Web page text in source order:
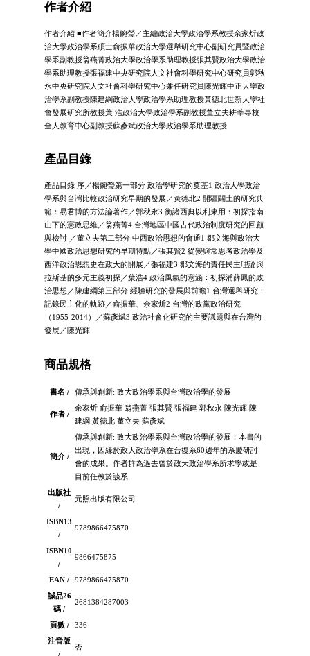
作者介紹
作者介紹 ■作者簡介楊婉瑩／主編政治大學政治學系教授余家炘政
治大學政治學系碩士俞振華政治大學選舉研究中心副研究員暨政治
學系副教授翁燕菁政治大學政治學系助理教授張其賢政治大學政治
學系助理教授張福建中央研究院人文社會科學研究中心研究員郭秋
永中央研究院人文社會科學研究中心兼任研究員陳光輝中正大學政
治學系副教授陳建綱政治大學政治學系助理教授黃德北世新大學社
會發展研究所教授葉 浩政治大學政治學系副教授董立夫耕莘專校
全人教育中心副教授蘇彥斌政治大學政治學系助理教授
產品目錄
產品目錄 序／楊婉瑩第一部分 政治學研究的奠基1 政治大學政治
學系與台灣比較政治研究早期的發展／黃德北2 開疆闢土的研究典
範：易君博的方法論著作／郭秋永3 衡諸西典以利東用：初探指南
山下的憲政思維／翁燕菁4 台灣地區中國古代政治制度研究的回顧
與檢討 ／董立夫第二部分 中西政治思想的會通1 鄒文海與政治大
學中國政治思想研究的早期特點／張其賢2 從變與常思考政治學及
西洋政治思想史在政大的開展／張福建3 鄒文海的責任民主理論與
拉斯基的多元主義初探／葉浩4 政治風氣的意涵：初探浦薛鳳的政
治思想／陳建綱第三部分 經驗研究的發展與前瞻1 台灣選舉研究：
記錄民主化的軌跡／俞振華、余家炘2 台灣的政黨政治研究
（1955-2014）／蘇彥斌3 政治社會化研究的主要議題與在台灣的
發展／陳光輝
商品規格
書名 / 傳承與創新: 政大政治學系與台灣政治學的發展
作者 /
余家炘 俞振華 翁燕菁 張其賢 張福建 郭秋永 陳光輝 陳
建綱 黃德北 董立夫 蘇彥斌
簡介 /
傳承與創新: 政大政治學系與台灣政治學的發展：本書的
出現，因緣於政大政治學系在台復系60週年的系慶研討
會的成果。作者群為過去曾於政大政治學系所求學或是
目前任教於該系
出版社
/
元照出版有限公司
ISBN13
/
9789866475870
ISBN10
/
9866475875
EAN /
9789866475870
誠品26
碼 /
2681384287003
頁數 /
336
注音版
/
否